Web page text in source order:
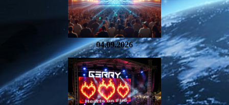
04.09.2026